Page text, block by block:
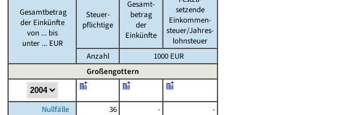
Gesamtbetrag
der Einkünfte
von ... bis
unter ... EUR
Steuer-
pflichtige
Gesamt-
betrag
der
Einkünfte
setzende
Einkommen-
steuer/Jahres-
lohnsteuer
Anzahl
1000 EUR
Großengottern
Nullfälle 36 -
-